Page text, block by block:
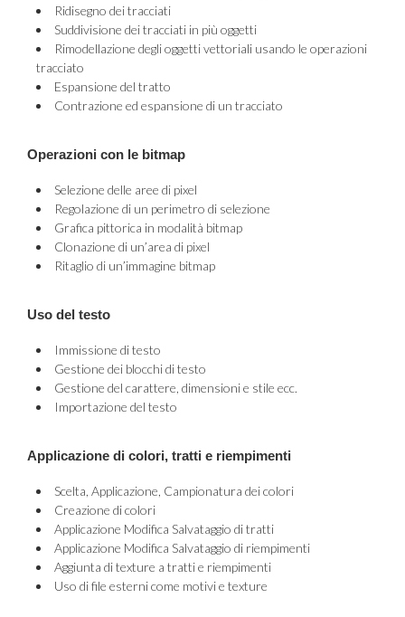
Ridisegno dei tracciati
Suddivisione dei tracciati in più oggetti
Rimodellazione degli oggetti vettoriali usando le operazioni
tracciato
Espansione del tratto
Contrazione ed espansione di un tracciato
Operazioni con le bitmap
Selezione delle aree di pixel
Regolazione di un perimetro di selezione
Grafica pittorica in modalità bitmap
Clonazione di un’area di pixel
Ritaglio di un’immagine bitmap
Uso del testo
Immissione di testo
Gestione dei blocchi di testo
Gestione del carattere, dimensioni e stile ecc.
Importazione del testo
Applicazione di colori, tratti e riempimenti
Scelta, Applicazione, Campionatura dei colori
Creazione di colori
Applicazione Modifica Salvataggio di tratti
Applicazione Modifica Salvataggio di riempimenti
Aggiunta di texture a tratti e riempimenti
Uso di file esterni come motivi e texture